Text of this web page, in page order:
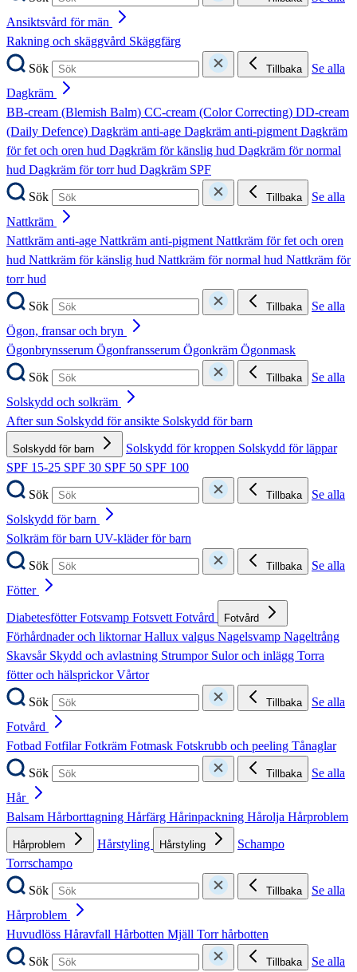
Ansiktsvård för män
Rakning och skäggvård Skäggfärg
Sök
Tillbaka
Se alla
Dagkräm
BB-cream (Blemish Balm) CC-cream (Color Correcting) DD-cream
(Daily Defence) Dagkräm anti-age Dagkräm anti-pigmentDagkräm
för fet och oren hud Dagkräm för känslig hud Dagkräm för normal
hud Dagkräm för torr hud Dagkräm SPF
Sök
Tillbaka
Se alla
Nattkräm
Nattkräm anti-age Nattkräm anti-pigmentNattkräm för fet och oren
hud Nattkräm för känslig hud Nattkräm för normal hud Nattkräm för
torr hud
Sök
Tillbaka
Se alla
Ögon, fransar och bryn
Ögonbrynsserum Ögonfransserum Ögonkräm Ögonmask
Sök
Tillbaka
Se alla
Solskydd och solkräm
After sun Solskydd för ansikte Solskydd för barn
Solskydd för barn Solskydd för kroppen Solskydd för läppar
SPF 15-25 SPF 30 SPF 50 SPF 100
Sök
Tillbaka
Se alla
Solskydd för barn
Solkräm för barn UV-kläder för barn
Sök
Tillbaka
Se alla
Fötter
DiabetesfötterFotsvamp FotsvettFotvård Fotvård
Förhårdnader och liktornarHallux valgus Nagelsvamp Nageltrång
Skavsår Skydd och avlastning Strumpor Sulor och inlägg Torra
fötter och hälsprickorVårtor
Sök
Tillbaka
Se alla
Fotvård
Fotbad FotfilarFotkräm Fotmask Fotskrubb och peeling Tånaglar
Sök
Tillbaka
Se alla
Hår
Balsam Hårborttagning Hårfärg Hårinpackning Hårolja Hårproblem
Hårproblem Hårstyling Hårstyling
Schampo
Torrschampo
Sök
Tillbaka
Se alla
Hårproblem
Huvudlöss Håravfall Hårbotten Mjäll Torr hårbotten
Sök
Tillbaka
Se alla